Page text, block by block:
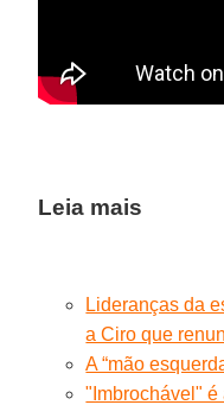
Leia mais
Lideranças da
a Ciro que
A “mão
"Imbrochável" é